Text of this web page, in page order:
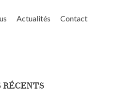
Actualités Contact